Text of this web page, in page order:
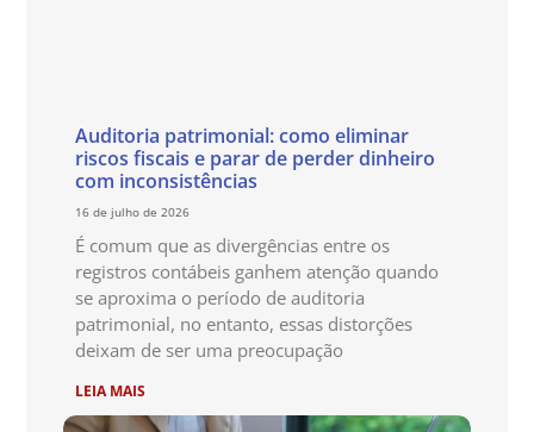
Auditoria patrimonial: como eliminar
riscos fiscais e parar de perder dinheiro
com inconsistências
16 de julho de 2026
É comum que as divergências entre os
registros contábeis ganhem atenção quando
se aproxima o período de auditoria
patrimonial, no entanto, essas distorções
deixam de ser uma preocupação
LEIA MAIS